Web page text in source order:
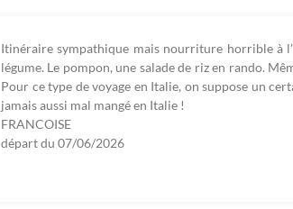
Itinéraire sympathique mais nourriture horrible à
légume. Le pompon, une salade de riz en rando.
Pour ce type de voyage en Italie, on suppose un
jamais aussi mal mangé en Italie !
FRANCOISE
départ du 07/06/2026